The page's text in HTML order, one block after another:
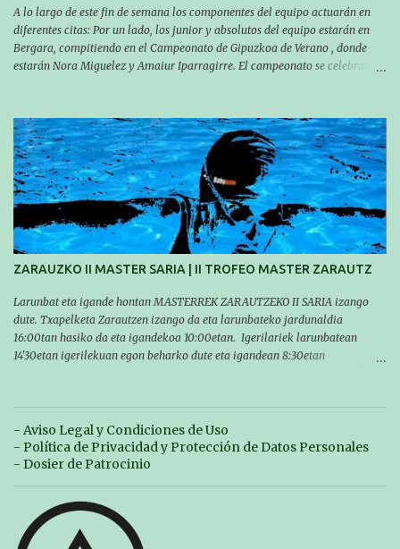
A lo largo de este fin de semana los componentes del equipo actuarán en
diferentes citas: Por un lado, los junior y absolutos del equipo estarán en
Bergara, compitiendo en el Campeonato de Gipuzkoa de Verano , donde
estarán Nora Miguelez y Amaiur Iparragirre. El campeonato se celebrará
sábado por la tarde a las 16:30. Por otro lado, otro grupo pequeño actuará
en el polideportivo Antzizar de Beasain en el XXIIIº memorial Leire
Contreras , en una mañana popular festiva organizada por el club Igartza.
Las pruebas empezarán a las 10:30, a las 11:30 habrá pruebas populares
australianas y después habrá un almuerzo para todos y todas las
participantes. Toda la información sobre convocatorias y competiciones la
encontraréis en nuestra web, en el siguiente enlace:
https://www.es.buruntzaldeaikt.eus/competici%C3%B3n/egutegia#h.9xisch
p06awl ¡Mucha suert...
ZARAUZKO II MASTER SARIA | II TROFEO MASTER ZARAUTZ
Larunbat eta igande hontan MASTERREK ZARAUTZEKO II SARIA izango
dute. Txapelketa Zarautzen izango da eta larunbateko jardunaldia
16:00tan hasiko da eta igandekoa 10:00etan. Igerilariek larunbatean
14'30etan igerilekuan egon beharko dute eta igandean 8:30etan
domingo los MASTERS tendrán el II TROFEO MASTER DE ZARAUTZ. La
competición se celebrará en Zarautz a las 16:00 la jornada del sabado y a
las 10:00 la del domingo. Los/las nadadores/as tendrán que estar en la
piscina a las 14:30 el sabado y a las 8:30 el domingo (polideportivo
- Aviso Legal y Condiciones de Uso
- Política de Privacidad y Protección de Datos Personales
- Dosier de Patrocinio